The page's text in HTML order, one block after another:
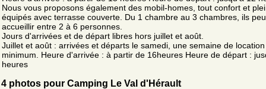
Nous vous proposons également des mobil-homes, tout confort et
équipés avec terrasse couverte. Du 1 chambre au 3 chambres, ils
accueillir entre 2 à 6 personnes.
Jours d'arrivées et de départ libres hors juillet et août.
Juillet et août : arrivées et départs le samedi, une semaine de location
minimum. Heure d'arrivée : à partir de 16heures Heure de départ :
heures
4 photos pour Camping Le Val d'Hérault